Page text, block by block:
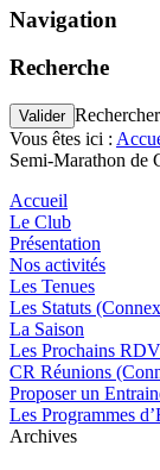
Navigation
Recherche
Valider Rechercher
Vous êtes ici :
Semi-Marathon de
Accueil
Le Club
Présentation
Nos activités
Les Tenues
Les Statuts
La Saison
Les Prochains
CR Réunions
Proposer un
Les Programmes
Archives